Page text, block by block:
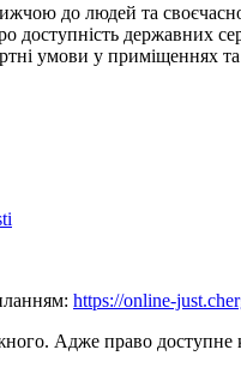
до людей та
державних
умови у приміщеннях
https://online-
Адже право доступне